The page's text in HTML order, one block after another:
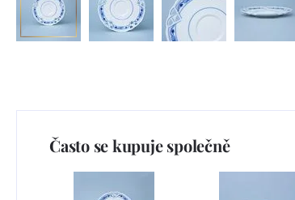
Často se kupuje společně